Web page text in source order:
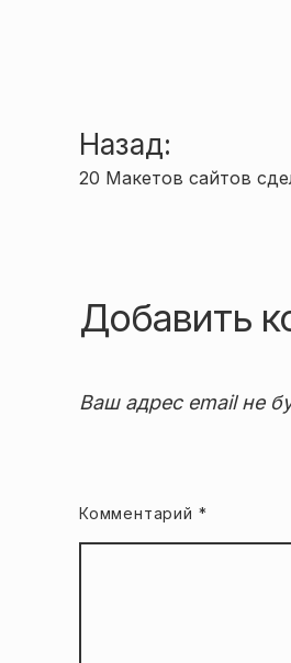
Назад:
20 Макетов сайтов
Добавить
Ваш адрес email не
Комментарий *